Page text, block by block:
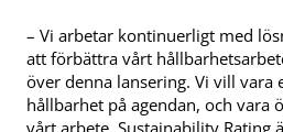
– Vi arbetar kontinuerligt med
att förbättra vårt
över denna lansering. Vi vill vara
hållbarhet på agendan, och vara
vårt arbete. Sustainability Rating